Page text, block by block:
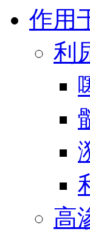
作用
利
高